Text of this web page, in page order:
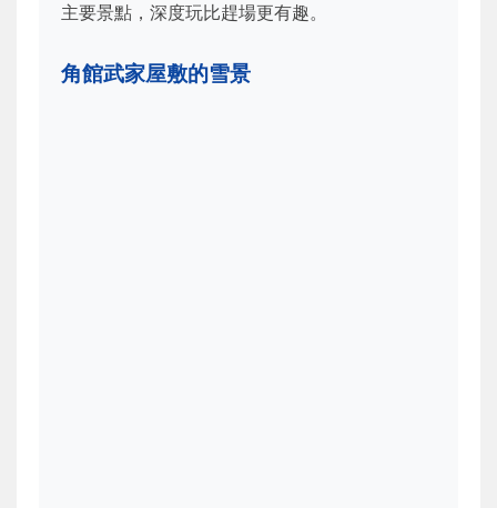
主要景點，深度玩比趕場更有趣。
角館武家屋敷的雪景